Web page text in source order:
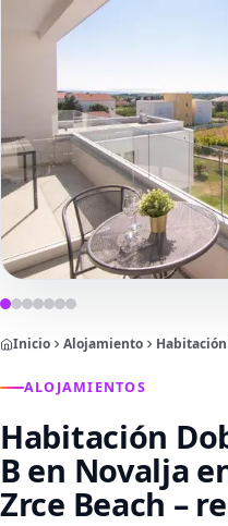
Inicio Alojamiento
ALOJAMIENTOS
Habitación
B en Novalja
Zrce Beach –